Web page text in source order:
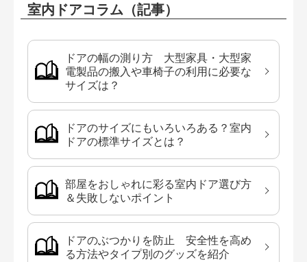
室内ドアコラム（記事）
ドアの幅の測り方 大型家具・大型家
電製品の搬入や車椅子の利用に必要な
サイズは？
ドアのサイズにもいろいろある？室内
ドアの標準サイズとは？
部屋をおしゃれに彩る室内ドア選び方
＆失敗しないポイント
ドアのぶつかりを防止 安全性を高め
る方法やタイプ別のグッズを紹介